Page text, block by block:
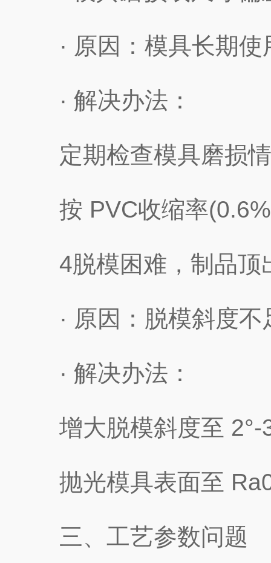
· 原因：模具长期使
· 解决办法：
定期检查模具磨损情
按 PVC收缩率(0.6%-
4脱模困难，制品顶
· 原因：脱模斜度不
· 解决办法：
增大脱模斜度至 2°-
抛光模具表面至
三、工艺参数问题